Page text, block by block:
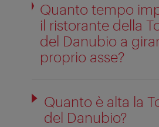
Quanto tempo
il ristorante della
del Danubio a
proprio asse?
Quanto è alta la
del Danubio?